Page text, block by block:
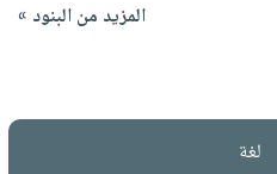
المزيد من البنود »
لغة